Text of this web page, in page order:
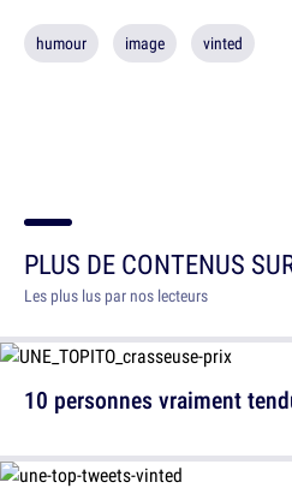
humour image vinted
PLUS DE CONTENUS
Les plus lus par nos lecteurs
10 personnes vraiment